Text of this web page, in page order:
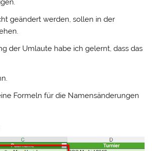
geändert werden, sollen in der
der Umlaute habe ich gelernt, dass das
Formeln für die Namensänderungen